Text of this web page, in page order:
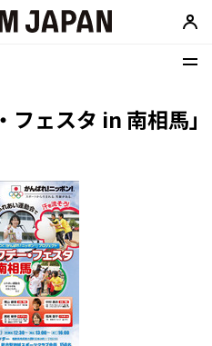
フェスタ in 南相馬」